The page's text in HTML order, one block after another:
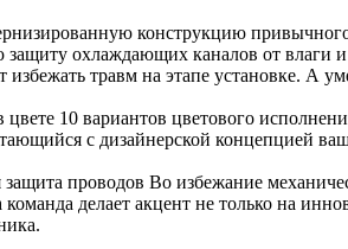
конструкцию
защиту охлаждающих каналов от влаги
избежать травм на этапе установке. А
цвете 10 вариантов цветового
с дизайнерской концепцией
защита проводов Во избежание
делает акцент не только на